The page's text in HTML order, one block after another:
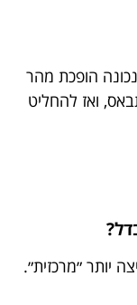
הופכת מהר
ואז להחליט
יותר ״מרכזית״.